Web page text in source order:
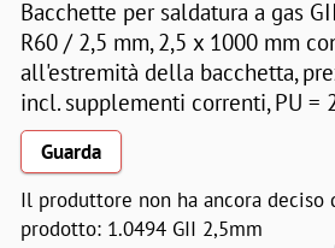
Bacchette per saldatura a gas
R60 / 2,5 mm, 2,5 x 1000 mm
all'estremità della bacchetta,
incl. supplementi correnti, PU =
Guarda
Il produttore non ha ancora deciso
prodotto: 1.0494 GII 2,5mm